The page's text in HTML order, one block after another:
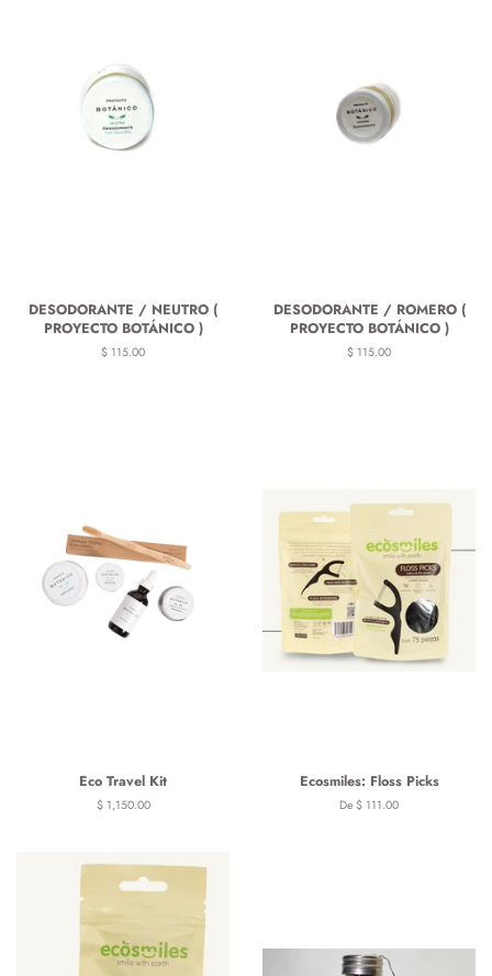
DESODORANTE / NEUTRO (
PROYECTO BOTÁNICO )
Precio
$ 115.00
DESODORANTE / ROMERO (
PROYECTO BOTÁNICO )
Precio
$ 115.00
Eco Travel Kit
Precio
$ 1,150.00
Ecosmiles: Floss Picks
De $ 111.00